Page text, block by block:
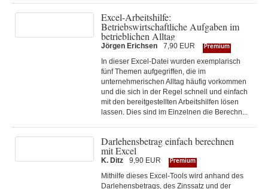
Excel-Arbeitshilfe:
Betriebswirtschaftliche Aufgaben im
betrieblichen Alltag
Jörgen Erichsen 7,90 EUR Premium
In dieser Excel-Datei wurden exemplarisch
fünf Themen aufgegriffen, die im
unternehmerischen Alltag häufig vorkommen
und die sich in der Regel schnell und einfach
mit den bereitgestellten Arbeitshilfen lösen
lassen. Dies sind im Einzelnen die Berechn...
Darlehensbetrag einfach berechnen
mit Excel
K. Ditz 9,90 EUR Premium
Mithilfe dieses Excel-Tools wird anhand des
Darlehensbetrags, des Zinssatz und der